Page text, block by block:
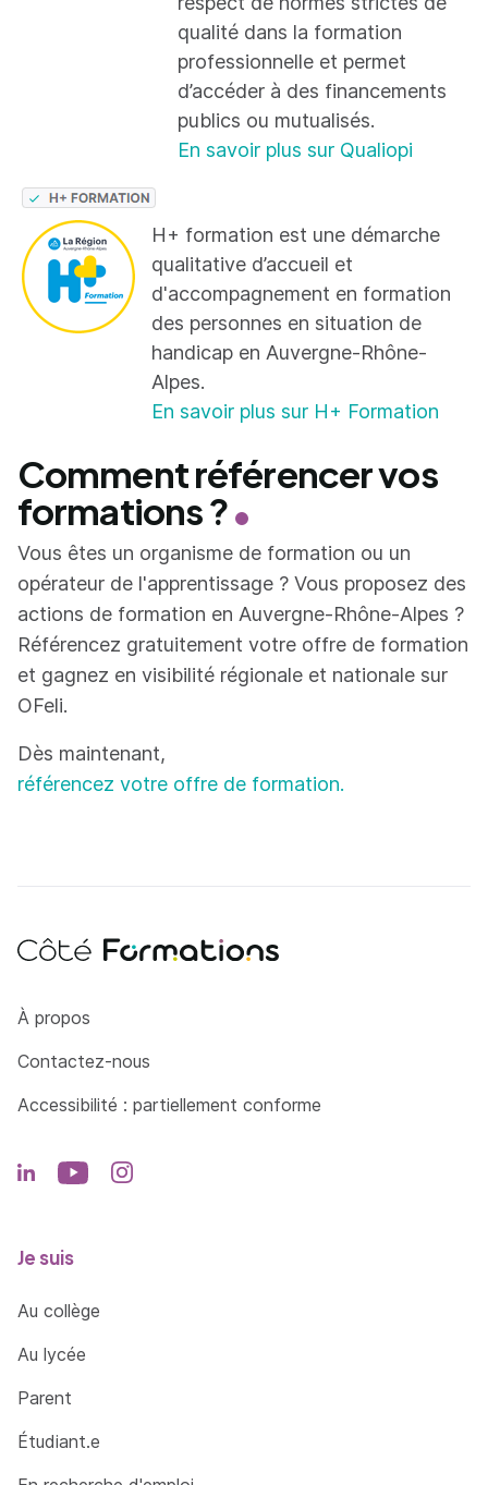
qualité dans la formation
professionnelle et permet
d’accéder à des financements
publics ou mutualisés.
En savoir plus sur Qualiopi
H+ formation est une démarche
qualitative d’accueil et
d'accompagnement en formation
des personnes en situation de
handicap en Auvergne-Rhône-
Alpes.
En savoir plus sur H+ Formation
Comment référencer vos
formations ?
Vous êtes un organisme de formation ou un
opérateur de l'apprentissage ? Vous proposez des
actions de formation en Auvergne-Rhône-Alpes ?
Référencez gratuitement votre offre de formation
et gagnez en visibilité régionale et nationale sur
OFeli.
Dès maintenant,
référencez votre offre de formation.
Côté Formations
À propos
Contactez-nous
Accessibilité : partiellement conforme
Je suis
Au collège
Au lycée
Parent
Étudiant.e